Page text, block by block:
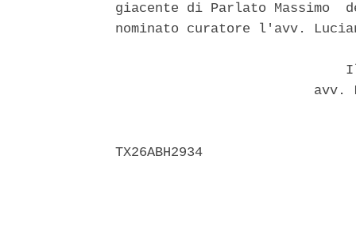
giacente di Parlato Massimo
nominato curatore l'avv.